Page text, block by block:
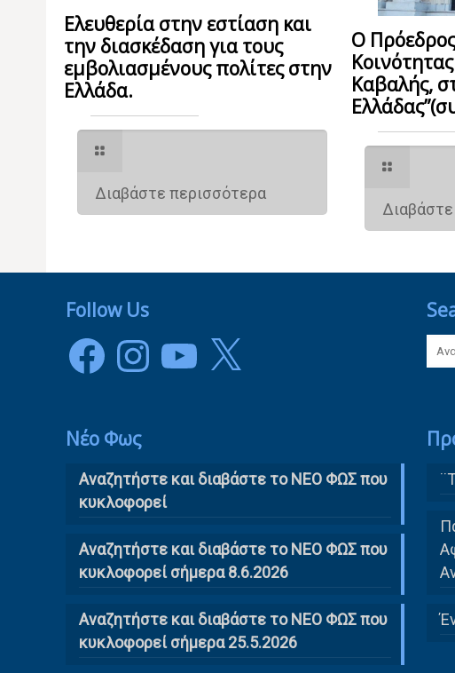
Ελευθερία στην εστίαση και
την διασκέδαση για τους
εμβολιασμένους πολίτες στην
Ελλάδα.
Διαβάστε περισσότερα
Ο
Καβαλής,
Follow Us
FacebookInstagramYouTube
X
Νέο Φως
Αναζητήστε και διαβάστε το NΕΟ ΦΩΣ που
κυκλοφορεί
Αναζητήστε και διαβάστε το ΝΕΟ ΦΩΣ που
κυκλοφορεί σήμερα 8.6.2026
Αναζητήστε και διαβάστε το ΝΕΟ ΦΩΣ που
κυκλοφορεί σήμερα 25.5.2026